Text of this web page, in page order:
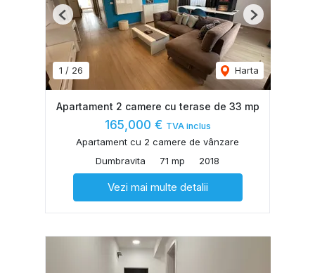
1 / 26 Harta
Previous Next
Apartament 2 camere cu terase de 33 mp
165,000 € TVA inclus
Apartament cu 2 camere de vânzare
Dumbravita
71 mp 2018
Vezi mai multe detalii